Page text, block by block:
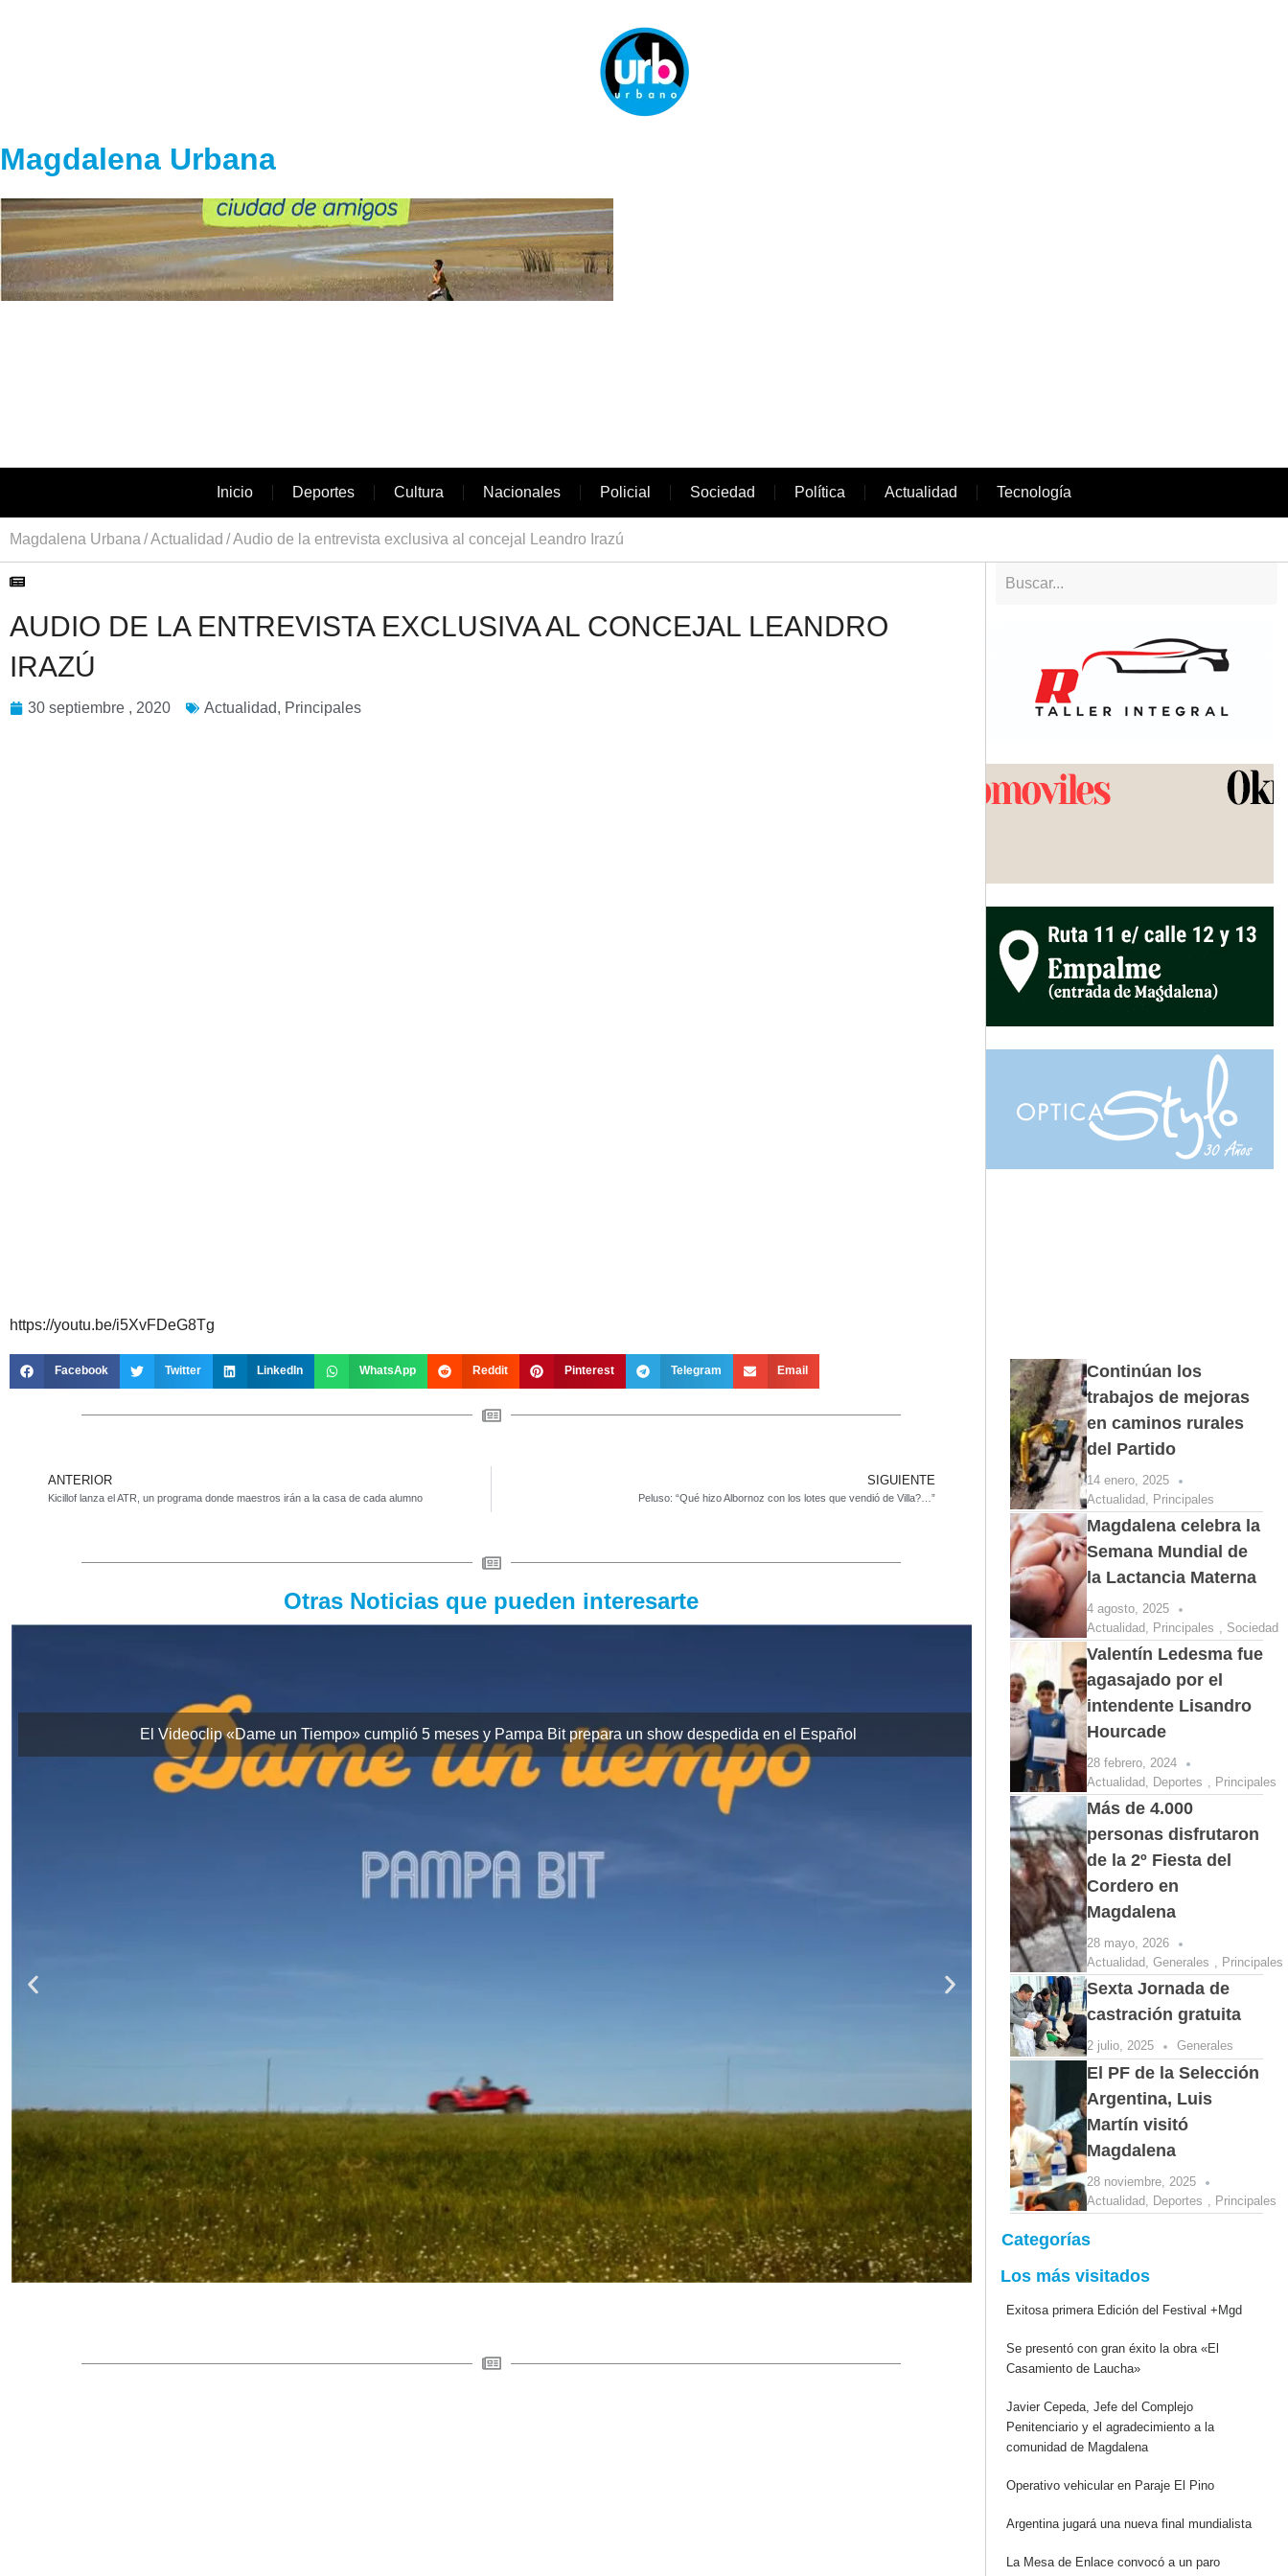
Magdalena Urbana
Inicio Deportes Cultura Nacionales Policial Sociedad Política Actualidad Tecnología
Magdalena Urbana Actualidad Audio de la entrevista exclusiva al concejal Leandro Irazú
AUDIO DE LA ENTREVISTA EXCLUSIVA AL CONCEJAL LEANDRO
IRAZÚ
30 septiembre , 2020 Actualidad, Principales
https://youtu.be/i5XvFDeG8Tg
Facebook Twitter LinkedIn WhatsApp Reddit Pinterest Telegram Email
ANTERIOR
Kicillof lanza el ATR, un programa donde maestros irán a la casa de cada alumno
SIGUIENTE
Peluso: “Qué hizo Albornoz con los lotes que vendió de Villa?…”
Otras Noticias que pueden interesarte
El Videoclip «Dame un Tiempo» cumplió 5 meses y Pampa Bit prepara un show despedida en el Español
Continúan los
trabajos de mejoras
en caminos rurales
del Partido
14 enero, 2025
Actualidad, Principales
Magdalena celebra la
Semana Mundial de
la Lactancia Materna
4 agosto, 2025
Actualidad, Principales , Sociedad
Valentín Ledesma fue
agasajado por el
intendente Lisandro
Hourcade
28 febrero, 2024
Actualidad, Deportes , Principales
Más de 4.000
personas disfrutaron
de la 2º Fiesta del
Cordero en
Magdalena
28 mayo, 2026
Actualidad, Generales , Principales
Sexta Jornada de
castración gratuita
2 julio, 2025 Generales
El PF de la Selección
Argentina, Luis
Martín visitó
Magdalena
28 noviembre, 2025
Actualidad, Deportes , Principales
Categorías
Los más visitados
Exitosa primera Edición del Festival +Mgd
Se presentó con gran éxito la obra «El
Casamiento de Laucha»
Javier Cepeda, Jefe del Complejo
Penitenciario y el agradecimiento a la
comunidad de Magdalena
Operativo vehicular en Paraje El Pino
Argentina jugará una nueva final mundialista
La Mesa de Enlace convocó a un paro